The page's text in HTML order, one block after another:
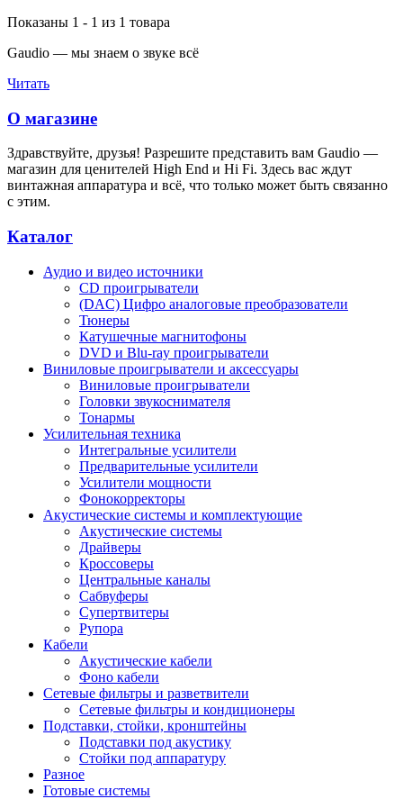
Показаны 1 - 1 из 1 товара
Gaudio — мы знаем о звуке всё
Читать
О магазине
Здравствуйте, друзья! Разрешите представить вам Gaudio —
магазин для ценителей High End и Hi Fi. Здесь вас ждут
винтажная аппаратура и всё, что только может быть связанно
с этим.
Каталог
Аудио и видео источники
CD проигрыватели
(DAC) Цифро аналоговые преобразователи
Тюнеры
Катушечные магнитофоны
DVD и Blu-ray проигрыватели
Виниловые проигрыватели и аксессуары
Виниловые проигрыватели
Головки звукоснимателя
Тонармы
Усилительная техника
Интегральные усилители
Предварительные усилители
Усилители мощности
Фонокорректоры
Акустические системы и комплектующие
Акустические системы
Драйверы
Кроссоверы
Центральные каналы
Сабвуферы
Супертвитеры
Рупора
Кабели
Акустические кабели
Фоно кабели
Сетевые фильтры и разветвители
Сетевые фильтры и кондиционеры
Подставки, стойки, кронштейны
Подставки под акустику
Стойки под аппаратуру
Разное
Готовые системы